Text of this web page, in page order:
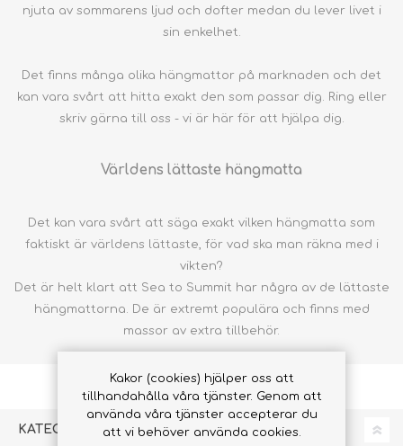
njuta av sommarens ljud och dofter medan du lever livet i
sin enkelhet.
Det finns många olika hängmattor på marknaden och det
kan vara svårt att hitta exakt den som passar dig. Ring eller
skriv gärna till oss - vi är här för att hjälpa dig.
Världens lättaste hängmatta
Det kan vara svårt att säga exakt vilken hängmatta som
faktiskt är världens lättaste, för vad ska man räkna med i
vikten?
Det är helt klart att Sea to Summit har några av de lättaste
hängmattorna. De är extremt populära och finns med
massor av extra tillbehör.
KATEGORIER
Kakor (cookies) hjälper oss att
tillhandahålla våra tjänster. Genom att
använda våra tjänster accepterar du
att vi behöver använda cookies.